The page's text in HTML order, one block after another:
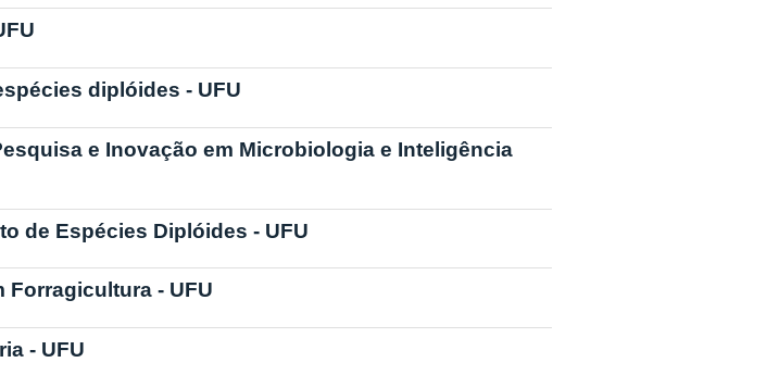
diplóides - UFU
e Inovação em Microbiologia e Inteligência
de Espécies Diplóides - UFU
Forragicultura - UFU
- UFU